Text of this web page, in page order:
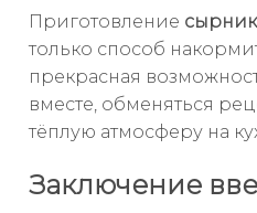
Приготовление
только способ
прекрасная
вместе, обменяться
тёплую атмосферу на
Заключение